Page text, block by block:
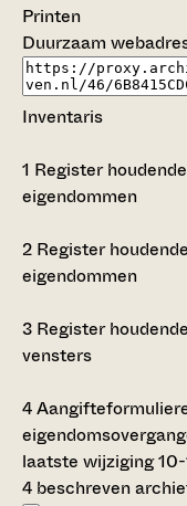
Printen
Duurzaam
Inventaris
1 Register
eigendommen
2 Register
eigendommen
3 Register
vensters
4
laatste wijziging
4 beschreven